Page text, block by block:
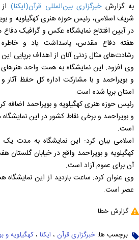
به گزارشخبرگزاری بین‌المللی قرآن(ایکنا)
شریف اسلامی، رئیس حوزه هنری کهگیلویه و
در آیین افتتاح نمایشگاه عکس و گرافیک
هفته دفاع مقدس، پاسداشت یاد و
رشادت‌های مثال زدنی آنان از اهداف برپایی
وی افزود: این نمایشگاه به همت واحد
و بویراحمد و با مشارکت اداره کل حفظ
استان برپا شده است.
و بویراحمد و برخی نقاط کشور در این
است.
اسلامی بیان کرد: این نمایشگاه به مدت یک
کهگیلویه و بویراحمد واقع در خیابان گلستان
آن برای عموم آزاد است.
عصر است.
گزارش خطا
برچسب ها: خبرگزاری قرآن ، ایکنا ، کهگیلویه و